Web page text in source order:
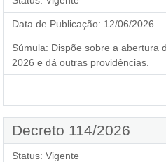
Data de Publicação: 12/06/2026
Súmula: Dispõe sobre a abertura
2026 e dá outras providências.
Decreto 114/2026
Status: Vigente